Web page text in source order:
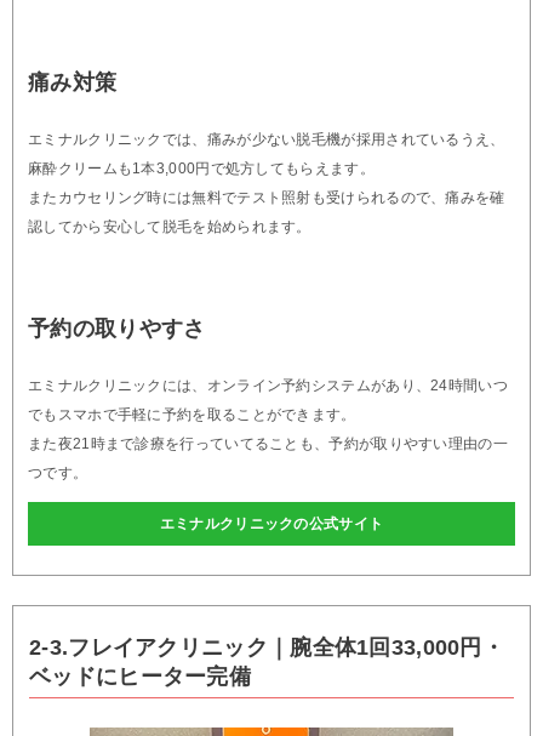
痛み対策
エミナルクリニックでは、痛みが少ない脱毛機が採用されているうえ、
麻酔クリームも1本3,000円で処方してもらえます。
またカウセリング時には無料でテスト照射も受けられるので、痛みを確
認してから安心して脱毛を始められます。
予約の取りやすさ
エミナルクリニックには、オンライン予約システムがあり、24時間いつ
でもスマホで手軽に予約を取ることができます。
また夜21時まで診療を行っていてることも、予約が取りやすい理由の一
つです。
エミナルクリニックの公式サイト
2-3.フレイアクリニック｜腕全体1回33,000円・
ベッドにヒーター完備